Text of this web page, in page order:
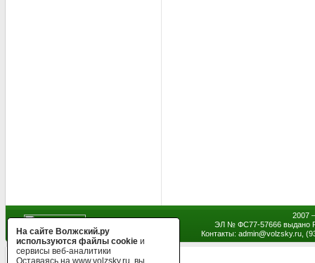
2007
ЭЛ № ФС77-57666 выдано
Контакты: admin@volzsky.ru,
На сайте Волжский.ру
используются файлы cookie и
сервисы веб-аналитики
Оставаясь на www.volzsky.ru, вы